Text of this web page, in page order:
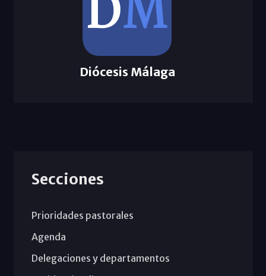
Diócesis Málaga
Secciones
Prioridades pastorales
Agenda
Delegaciones y departamentos